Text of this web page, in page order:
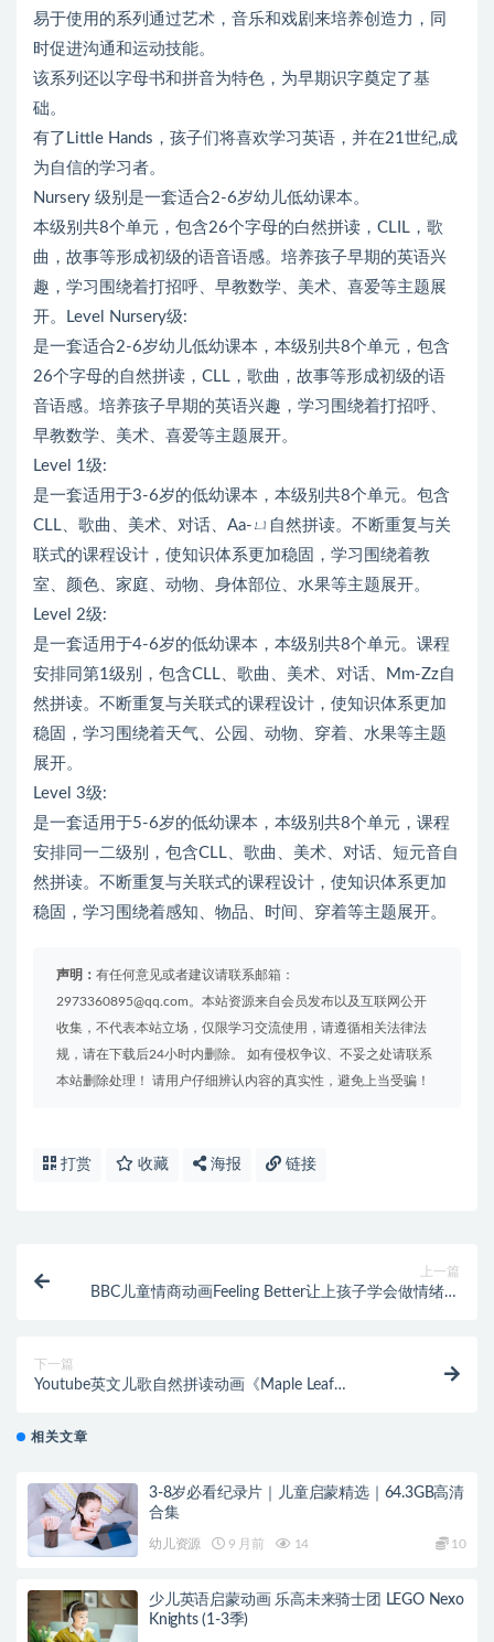
易于使用的系列通过艺术，音乐和戏剧来培养创造力，同
时促进沟通和运动技能。
该系列还以字母书和拼音为特色，为早期识字奠定了基
础。
有了Little Hands，孩子们将喜欢学习英语，并在21世纪,成
为自信的学习者。
Nursery 级别是一套适合2-6岁幼儿低幼课本。
本级别共8个单元，包含26个字母的白然拼读，CLIL，歌
曲，故事等形成初级的语音语感。培养孩子早期的英语兴
趣，学习围绕着打招呼、早教数学、美术、喜爱等主题展
开。Level Nursery级:
是一套适合2-6岁幼儿低幼课本，本级别共8个单元，包含
26个字母的自然拼读，CLL，歌曲，故事等形成初级的语
音语感。培养孩子早期的英语兴趣，学习围绕着打招呼、
早教数学、美术、喜爱等主题展开。
Level 1级:
是一套适用于3-6岁的低幼课本，本级别共8个单元。包含
CLL、歌曲、美术、对话、Aa-ㄩ自然拼读。不断重复与关
联式的课程设计，使知识体系更加稳固，学习围绕着教
室、颜色、家庭、动物、身体部位、水果等主题展开。
Level 2级:
是一套适用于4-6岁的低幼课本，本级别共8个单元。课程
安排同第1级别，包含CLL、歌曲、美术、对话、Mm-Zz自
然拼读。不断重复与关联式的课程设计，使知识体系更加
稳固，学习围绕着天气、公园、动物、穿着、水果等主题
展开。
Level 3级:
是一套适用于5-6岁的低幼课本，本级别共8个单元，课程
安排同一二级别，包含CLL、歌曲、美术、对话、短元音自
然拼读。不断重复与关联式的课程设计，使知识体系更加
稳固，学习围绕着感知、物品、时间、穿着等主题展开。
声明： 有任何意见或者建议请联系邮箱：
2973360895@qq.com。本站资源来自会员发布以及互联网公开
收集，不代表本站立场，仅限学习交流使用，请遵循相关法律法
规，请在下载后24小时内删除。 如有侵权争议、不妥之处请联系
本站删除处理！ 请用户仔细辨认内容的真实性，避免上当受骗！
打赏 收藏 海报 链接
上一篇
BBC儿童情商动画Feeling Better让上孩子学会做情绪的
下一篇
Youtube英文儿歌自然拼读动画《Maple Leaf
相关文章
3-8岁必看纪录片｜儿童启蒙精选｜64.3GB高清
合集
幼儿资源 9 月前 14 10
少儿英语启蒙动画 乐高未来骑士团 LEGO Nexo
Knights (1-3季)